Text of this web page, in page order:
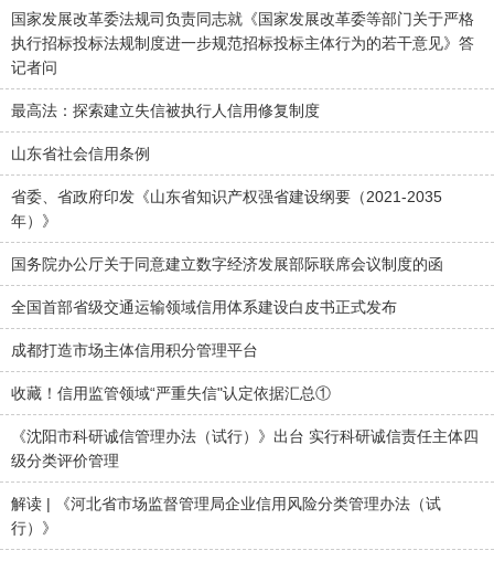
国家发展改革委法规司负责同志就《国家发展改革委等部门关于严格
执行招标投标法规制度进一步规范招标投标主体行为的若干意见》答
记者问
最高法：探索建立失信被执行人信用修复制度
山东省社会信用条例
省委、省政府印发《山东省知识产权强省建设纲要（2021-2035
年）》
国务院办公厅关于同意建立数字经济发展部际联席会议制度的函
全国首部省级交通运输领域信用体系建设白皮书正式发布
成都打造市场主体信用积分管理平台
收藏！信用监管领域“严重失信"认定依据汇总①
《沈阳市科研诚信管理办法（试行）》出台 实行科研诚信责任主体四
级分类评价管理
解读 | 《河北省市场监督管理局企业信用风险分类管理办法（试
行）》